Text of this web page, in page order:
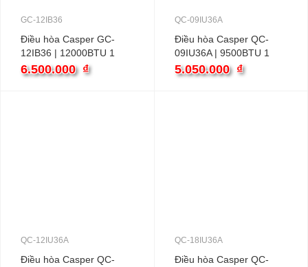
GC-12IB36
Điều hòa Casper GC-
12IB36 | 12000BTU 1
chiều inverter
6.500.000 ₫
QC-09IU36A
Điều hòa Casper QC-
09IU36A | 9500BTU 1
chiều inverter
5.050.000 ₫
QC-12IU36A
Điều hòa Casper QC-
QC-18IU36A
Điều hòa Casper QC-